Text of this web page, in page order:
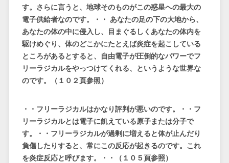
す。さらに言うと、地球そのものがこの惑星への最大の
電子供給者なのです。・・ あなたの足の下の大地から、
あなたの体の中に侵入し、目まぐるしくあなたの体内を
駆けめぐり、体のどこかにたとえば炎症を起こしている
ところがあるとすると、自由電子が圧倒的なパワーでフ
リーラジカルをやっつけてくれる、というような世界な
のです。（１０２頁参照）
・・フリーラジカルはかなり評判が悪いのです。・・フ
リーラジカルとは電子に飢えている原子または分子で
す。・・フリーラジカルが過剰に増えると体が止んだり
負傷したりすると、常にこの反応が起きるのです。これ
を炎症反応と呼びます。・・（１０５頁参照）